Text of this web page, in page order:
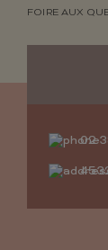
FOIRE AUX
02